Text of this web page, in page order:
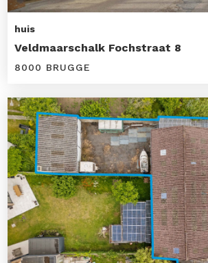
huis
Veldmaarschalk Fochstraat 8
8000 BRUGGE